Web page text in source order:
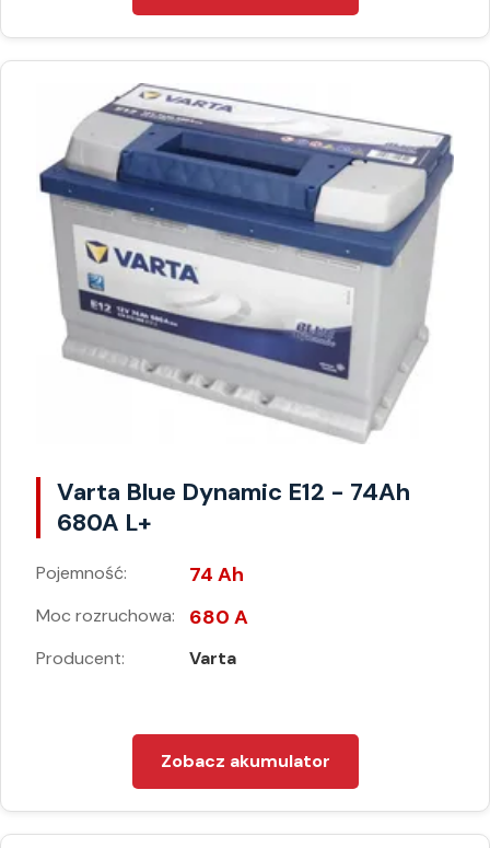
Varta Blue Dynamic E12 - 74Ah
680A L+
Pojemność: 74 Ah
Moc rozruchowa: 680 A
Producent: Varta
Zobacz akumulator